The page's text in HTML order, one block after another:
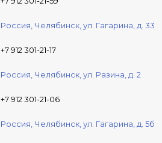
Россия, Челябинск, ул. Гагарина, д. 33
+7 912 301-21-17
Россия, Челябинск, ул. Разина, д. 2
+7 912 301-21-06
Россия, Челябинск, ул. Гагарина, д. 5б